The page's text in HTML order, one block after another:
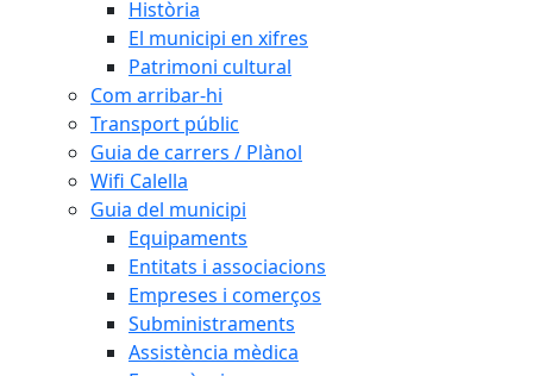
Història
El municipi en xifres
Patrimoni cultural
Com arribar-hi
Transport públic
Guia de carrers / Plànol
Wifi Calella
Guia del municipi
Equipaments
Entitats i associacions
Empreses i comerços
Subministraments
Assistència mèdica